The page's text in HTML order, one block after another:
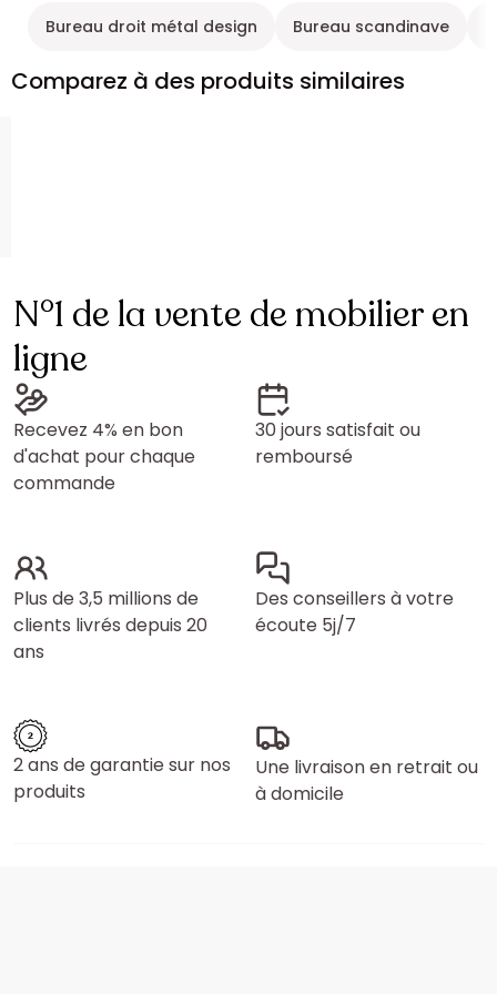
Bureau droit métal design Bureau scandinave
Comparez à des produits similaires
N°1 de la vente de mobilier en
ligne
Recevez 4% en bon
d'achat pour chaque
commande
30 jours satisfait ou
remboursé
Plus de 3,5 millions de
clients livrés depuis 20
ans
Des conseillers à votre
écoute 5j/7
2 ans de garantie sur nos
produits
Une livraison en retrait ou
à domicile